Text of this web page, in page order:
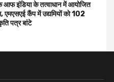
इंडिया के तत्वाधान में आयोजित
एमएसएई कैंप में उद्यमियों को 102
पत्र बांटे